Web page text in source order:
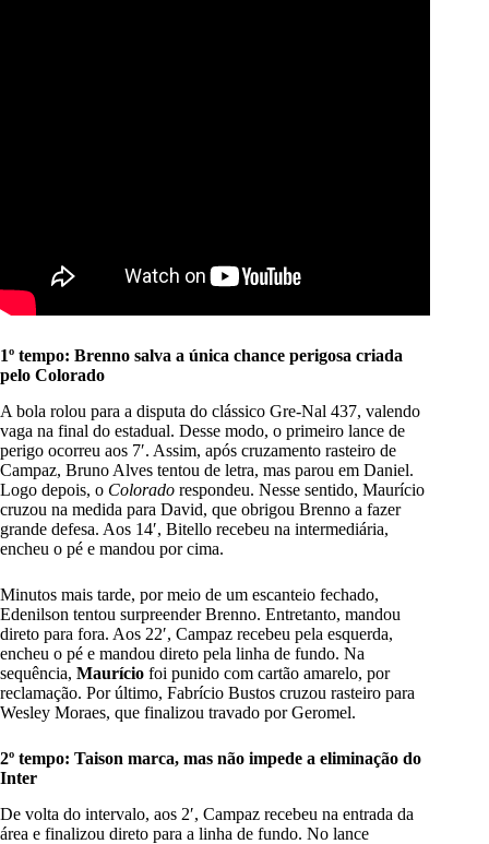
1º tempo: Brenno salva a única chance perigosa criada
pelo Colorado
A bola rolou para a disputa do clássico Gre-Nal 437, valendo
vaga na final do estadual. Desse modo, o primeiro lance de
perigo ocorreu aos 7′. Assim, após cruzamento rasteiro de
Campaz, Bruno Alves tentou de letra, mas parou em Daniel.
Logo depois, o Colorado respondeu. Nesse sentido, Maurício
cruzou na medida para David, que obrigou Brenno a fazer
grande defesa. Aos 14′, Bitello recebeu na intermediária,
encheu o pé e mandou por cima.
Minutos mais tarde, por meio de um escanteio fechado,
Edenilson tentou surpreender Brenno. Entretanto, mandou
direto para fora. Aos 22′, Campaz recebeu pela esquerda,
encheu o pé e mandou direto pela linha de fundo. Na
sequência, Maurício foi punido com cartão amarelo, por
reclamação. Por último, Fabrício Bustos cruzou rasteiro para
Wesley Moraes, que finalizou travado por Geromel.
2º tempo: Taison marca, mas não impede a eliminação do
Inter
De volta do intervalo, aos 2′, Campaz recebeu na entrada da
área e finalizou direto para a linha de fundo. No lance